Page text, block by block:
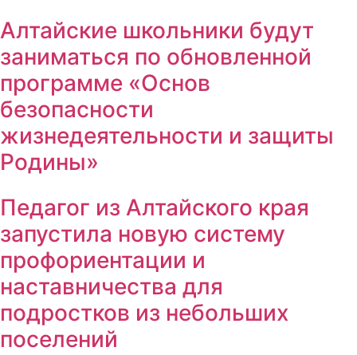
Алтайские школьники будут
заниматься по обновленной
программе «Основ
безопасности
жизнедеятельности и защиты
Родины»
Педагог из Алтайского края
запустила новую систему
профориентации и
наставничества для
подростков из небольших
поселений